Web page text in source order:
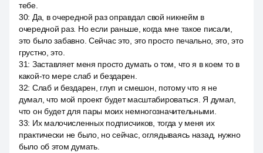
тебе.
30: Да, в очередной раз оправдал свой никнейм в
очередной раз. Но если раньше, когда мне такое писали,
это было забавно. Сейчас это, это просто печально, это, это
грустно, это.
31: Заставляет меня просто думать о том, что я в коем то в
какой-то мере слаб и бездарен.
32: Слаб и бездарен, глуп и смешон, потому что я не
думал, что мой проект будет масштабироваться. Я думал,
что он будет для пары моих немногозначительными.
33: Их малочисленных подписчиков, тогда у меня их
практически не было, но сейчас, оглядываясь назад, нужно
было об этом думать.